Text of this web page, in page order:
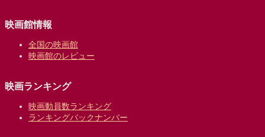
映画館情報
全国の映画館
映画館のレビュー
映画ランキング
映画動員数ランキング
ランキングバックナンバー